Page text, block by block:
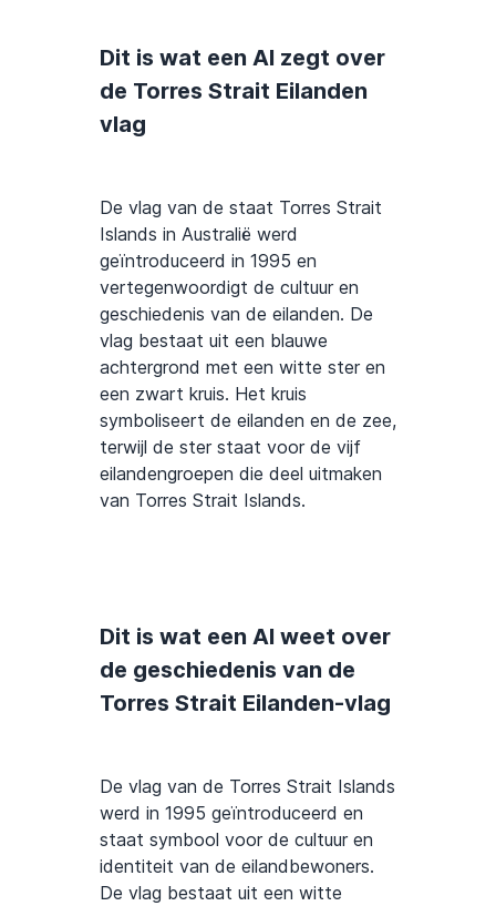
Dit is wat een AI zegt over
de Torres Strait Eilanden
vlag
De vlag van de staat Torres Strait
Islands in Australië werd
geïntroduceerd in 1995 en
vertegenwoordigt de cultuur en
geschiedenis van de eilanden. De
vlag bestaat uit een blauwe
achtergrond met een witte ster en
een zwart kruis. Het kruis
symboliseert de eilanden en de zee,
terwijl de ster staat voor de vijf
eilandengroepen die deel uitmaken
van Torres Strait Islands.
Dit is wat een AI weet over
de geschiedenis van de
Torres Strait Eilanden-vlag
De vlag van de Torres Strait Islands
werd in 1995 geïntroduceerd en
staat symbool voor de cultuur en
identiteit van de eilandbewoners.
De vlag bestaat uit een witte